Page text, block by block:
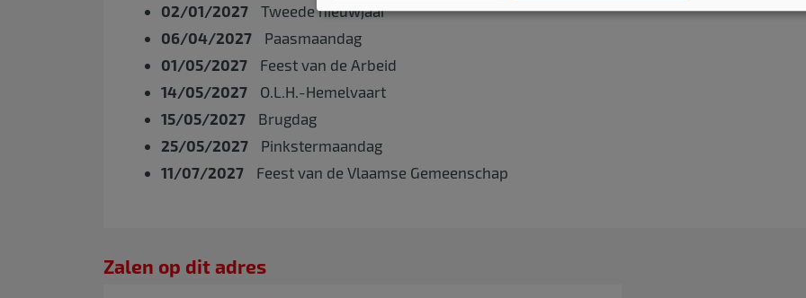
02/01/2027
Tweede nieuwjaar
06/04/2027
Paasmaandag
01/05/2027
Feest van de Arbeid
14/05/2027
O.L.H.-Hemelvaart
15/05/2027
Brugdag
25/05/2027
Pinkstermaandag
11/07/2027
Feest van de Vlaamse Gemeenschap
Zalen op dit adres